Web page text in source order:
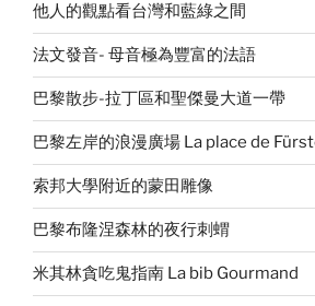
他人的觀點看台灣和藍綠之間
法文發音- 母音極為豐富的法語
巴黎散步-拉丁區和聖傑曼大道一帶
巴黎左岸的浪漫廣場 La place de
索邦大學附近的蒙田雕像
巴黎布隆涅森林的夜行刺蝟
米其林貪吃鬼指南 La bib Gourmand